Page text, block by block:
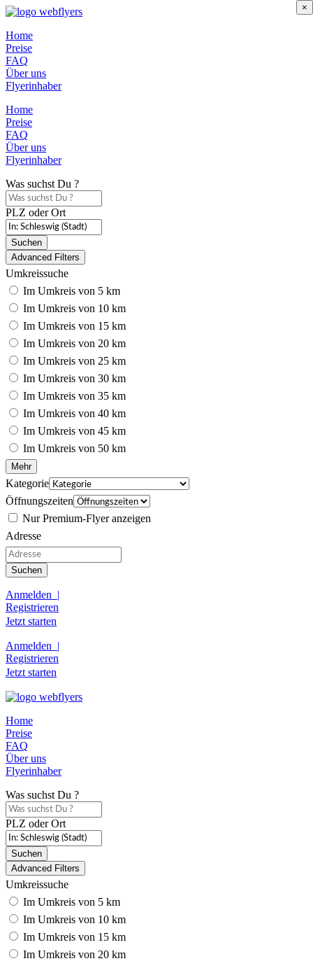
Home
Preise
FAQ
Über uns
Flyerinhaber
Home
Preise
FAQ
Über uns
Flyerinhaber
Was suchst Du ?
PLZ oder Ort
Suchen
Advanced Filters
Umkreissuche
Im Umkreis von 5 km
Im Umkreis von 10 km
Im Umkreis von 15 km
Im Umkreis von 20 km
Im Umkreis von 25 km
Im Umkreis von 30 km
Im Umkreis von 35 km
Im Umkreis von 40 km
Im Umkreis von 45 km
Im Umkreis von 50 km
Mehr
Kategorie
Öffnungszeiten
Nur Premium-Flyer anzeigen
Adresse
Suchen
Anmelden |
Registrieren
Jetzt starten
Anmelden |
Registrieren
Jetzt starten
Home
Preise
FAQ
Über uns
Flyerinhaber
Was suchst Du ?
PLZ oder Ort
Suchen
Advanced Filters
Umkreissuche
Im Umkreis von 5 km
Im Umkreis von 10 km
Im Umkreis von 15 km
Im Umkreis von 20 km
×